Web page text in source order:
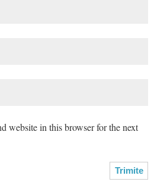
website in this browser for the next